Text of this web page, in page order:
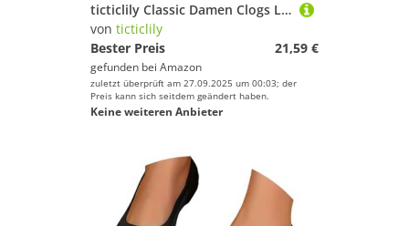
ticticlily Classic Damen Clogs Lederschuhe Clog Pantolette Komfortschuhe Hausschuhe Kaffee 40 EU
von ticticlily
Bester Preis
21,59 €
gefunden bei Amazon
zuletzt überprüft am 27.09.2025 um 00:03; der
Preis kann sich seitdem geändert haben.
Keine weiteren Anbieter